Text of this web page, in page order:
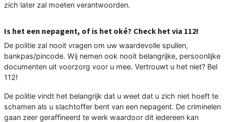
zich later zal moeten verantwoorden.
Is het een nepagent, of is het oké? Check het via 112!
De politie zal nooit vragen om uw waardevolle spullen,
bankpas/pincode. Wij nemen ook nooit belangrijke, persoonlijke
documenten uit voorzorg voor u mee. Vertrouwt u het niet? Bel
112!
De politie vindt het belangrijk dat u weet dat u zich niet hoeft te
schamen als u slachtoffer bent van een nepagent. De criminelen
gaan zeer geraffineerd te werk waardoor dit iedereen kan